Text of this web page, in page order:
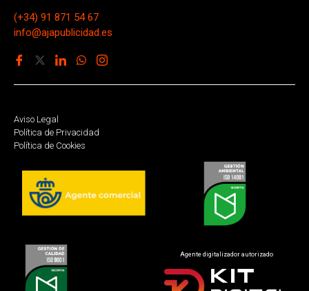
(+34) 91 871 54 67
info@ajapublicidad.es
Aviso Legal
Política de Privacidad
Política de Cookies
Agente digitalizador autorizado